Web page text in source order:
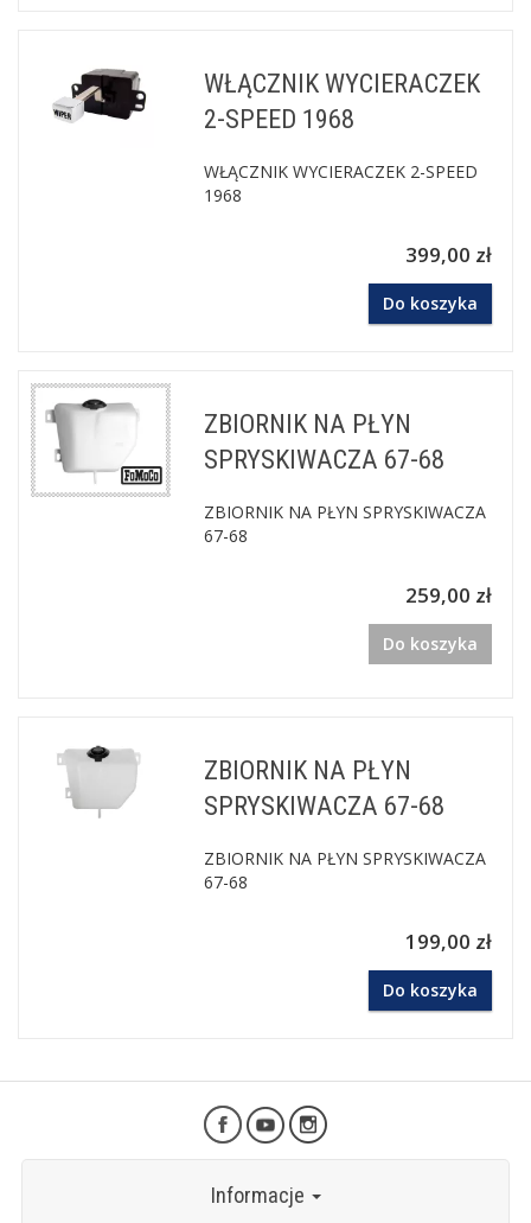
WŁĄCZNIK WYCIERACZEK
2-SPEED 1968
WŁĄCZNIK WYCIERACZEK 2-SPEED
1968
399,00 zł
Do koszyka
ZBIORNIK NA PŁYN
SPRYSKIWACZA 67-68
ZBIORNIK NA PŁYN SPRYSKIWACZA
67-68
259,00 zł
Do koszyka
ZBIORNIK NA PŁYN
SPRYSKIWACZA 67-68
ZBIORNIK NA PŁYN SPRYSKIWACZA
67-68
199,00 zł
Do koszyka
Informacje